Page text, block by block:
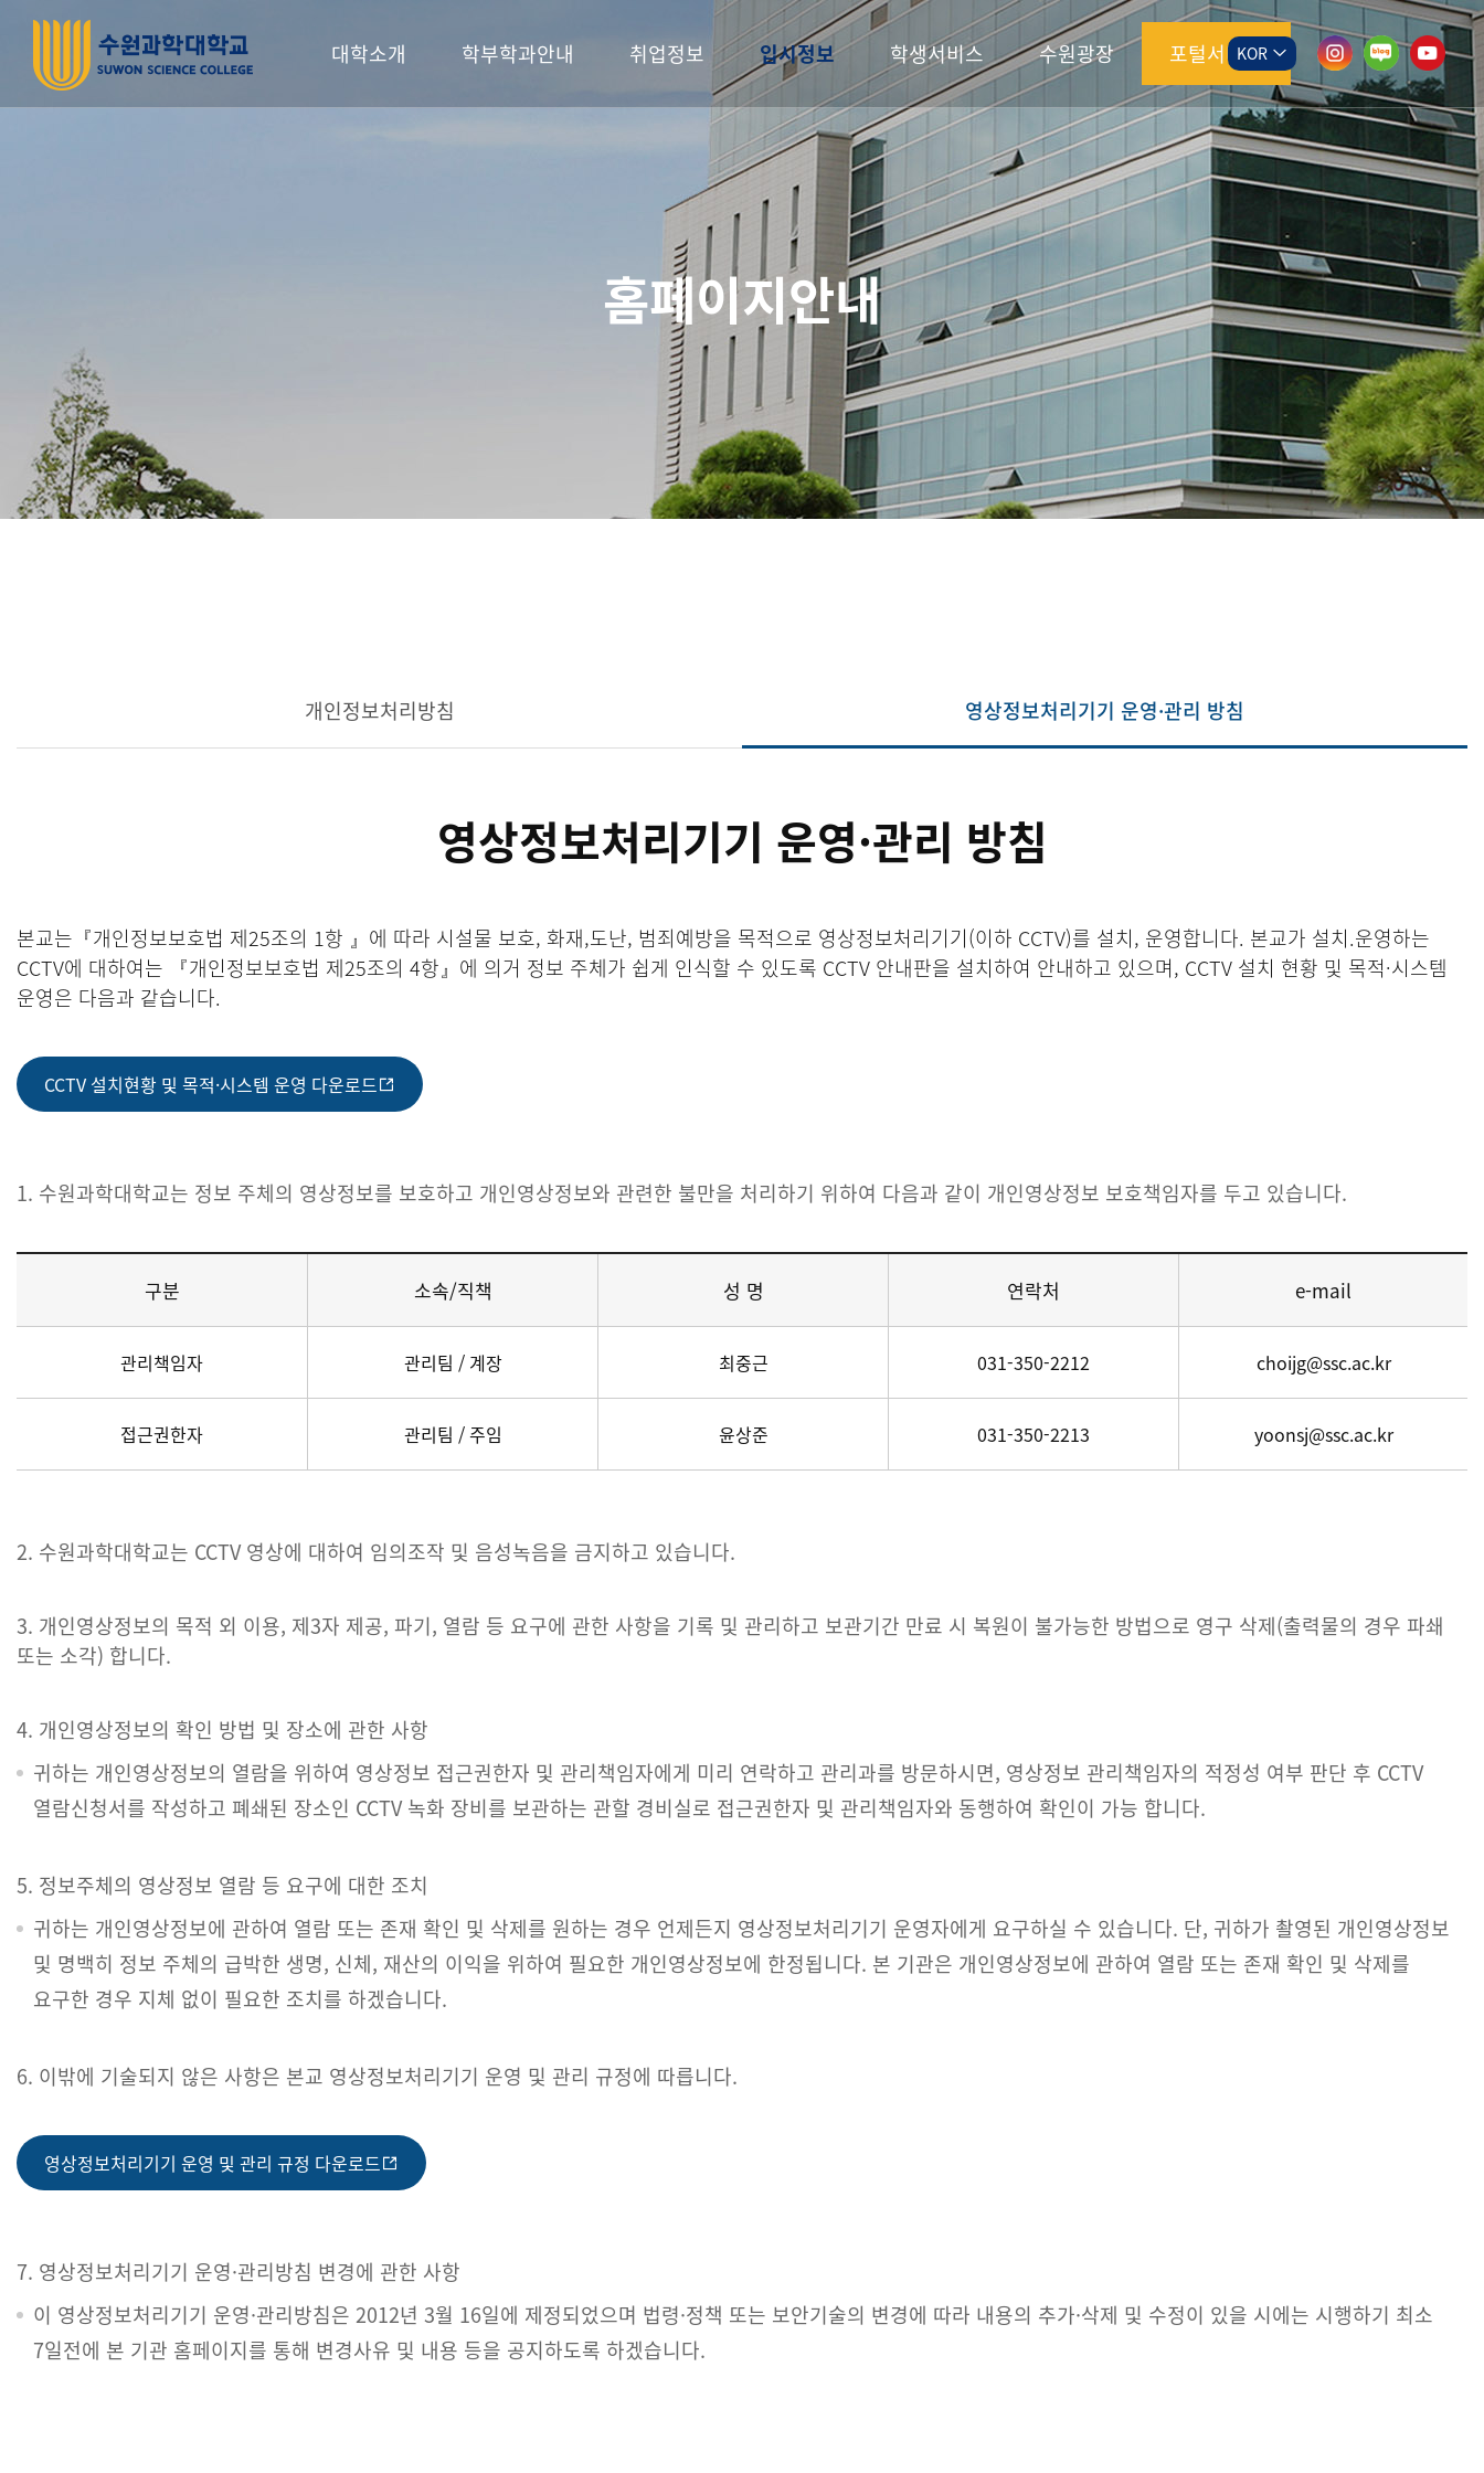
대학소개 학부학과안내 취업정보 입시정보 학생서비스 수원광장 포털서비스
KOR
홈페이지안내
개인정보처리방침 영상정보처리기기 운영·관리 방침
영상정보처리기기 운영·관리 방침
본교는『개인정보보호법 제25조의 1항 』에 따라 시설물 보호, 화재,도난, 범죄예방을 목적으로 영상정보처리기기(이하 CCTV)를 설치, 운영합니다. 본교가 설치.운영하는
CCTV에 대하여는 『개인정보보호법 제25조의 4항』에 의거 정보 주체가 쉽게 인식할 수 있도록 CCTV 안내판을 설치하여 안내하고 있으며, CCTV 설치 현황 및 목적·시스템
운영은 다음과 같습니다.
CCTV 설치현황 및 목적·시스템 운영 다운로드
1. 수원과학대학교는 정보 주체의 영상정보를 보호하고 개인영상정보와 관련한 불만을 처리하기 위하여 다음과 같이 개인영상정보 보호책임자를 두고 있습니다.
구분 소속/직책 성 명 연락처 e-mail
관리책임자 관리팀 / 계장 최중근 031-350-2212 choijg@ssc.ac.kr
접근권한자 관리팀 / 주임 윤상준 031-350-2213 yoonsj@ssc.ac.kr
2. 수원과학대학교는 CCTV 영상에 대하여 임의조작 및 음성녹음을 금지하고 있습니다.
3. 개인영상정보의 목적 외 이용, 제3자 제공, 파기, 열람 등 요구에 관한 사항을 기록 및 관리하고 보관기간 만료 시 복원이 불가능한 방법으로 영구 삭제(출력물의 경우 파쇄
또는 소각) 합니다.
4. 개인영상정보의 확인 방법 및 장소에 관한 사항
귀하는 개인영상정보의 열람을 위하여 영상정보 접근권한자 및 관리책임자에게 미리 연락하고 관리과를 방문하시면, 영상정보 관리책임자의 적정성 여부 판단 후 CCTV
열람신청서를 작성하고 폐쇄된 장소인 CCTV 녹화 장비를 보관하는 관할 경비실로 접근권한자 및 관리책임자와 동행하여 확인이 가능 합니다.
5. 정보주체의 영상정보 열람 등 요구에 대한 조치
귀하는 개인영상정보에 관하여 열람 또는 존재 확인 및 삭제를 원하는 경우 언제든지 영상정보처리기기 운영자에게 요구하실 수 있습니다. 단, 귀하가 촬영된 개인영상정보
및 명백히 정보 주체의 급박한 생명, 신체, 재산의 이익을 위하여 필요한 개인영상정보에 한정됩니다. 본 기관은 개인영상정보에 관하여 열람 또는 존재 확인 및 삭제를
요구한 경우 지체 없이 필요한 조치를 하겠습니다.
6. 이밖에 기술되지 않은 사항은 본교 영상정보처리기기 운영 및 관리 규정에 따릅니다.
영상정보처리기기 운영 및 관리 규정 다운로드
7. 영상정보처리기기 운영·관리방침 변경에 관한 사항
이 영상정보처리기기 운영·관리방침은 2012년 3월 16일에 제정되었으며 법령·정책 또는 보안기술의 변경에 따라 내용의 추가·삭제 및 수정이 있을 시에는 시행하기 최소
7일전에 본 기관 홈페이지를 통해 변경사유 및 내용 등을 공지하도록 하겠습니다.